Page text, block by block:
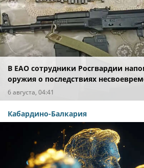
В ЕАО сотрудники Росгвардии
оружия о последствиях
штрафов
6 августа, 04:41
Кабардино-Балкария